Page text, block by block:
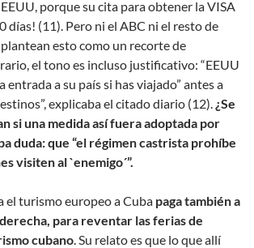
porque su cita para obtener la VISA
días! (11). Pero ni el ABC ni el resto de
esto como un recorte de
el tono es incluso justificativo: “EEUU
a su país si has viajado” antes a
explicaba el citado diario (12). ¿Se
si una medida así fuera adoptada por
duda: que “el régimen castrista prohíbe
visiten al `enemigo´”.
el turismo europeo a Cuba paga también a
para reventar las ferias de
cubano. Su relato es que lo que allí